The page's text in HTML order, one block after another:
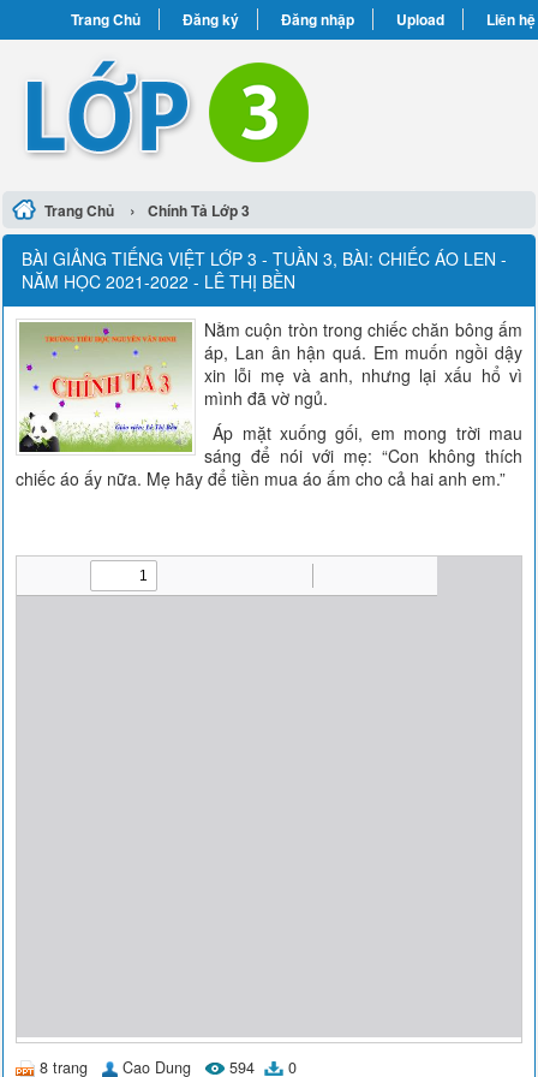
Trang Chủ Đăng ký Đăng nhập Upload Liên hệ
Trang Chủ › Chính Tả Lớp 3
BÀI GIẢNG TIẾNG VIỆT LỚP 3 - TUẦN 3, BÀI: CHIẾC ÁO LEN -
NĂM HỌC 2021-2022 - LÊ THỊ BỀN
Nằm cuộn tròn trong chiếc chăn bông ấm
áp, Lan ân hận quá. Em muốn ngồi dậy
xin lỗi mẹ và anh, nhưng lại xấu hổ vì
mình đã vờ ngủ.
Áp mặt xuống gối, em mong trời mau
sáng để nói với mẹ: “Con không thích
chiếc áo ấy nữa. Mẹ hãy để tiền mua áo ấm cho cả hai anh em.”
8 trang Cao Dung 594 0